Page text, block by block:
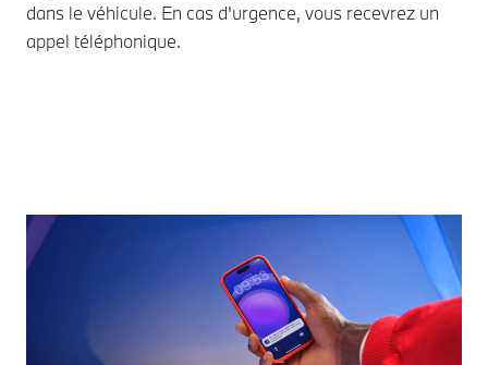
dans le véhicule. En cas d'urgence, vous recevrez un
appel téléphonique.